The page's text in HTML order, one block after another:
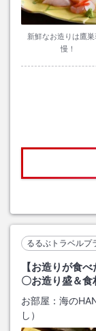
新鮮なお造りは鷹巣
慢！
るるぶトラベルプ
【お造りが食
〇お造り盛＆食
お部屋： 海の
し）